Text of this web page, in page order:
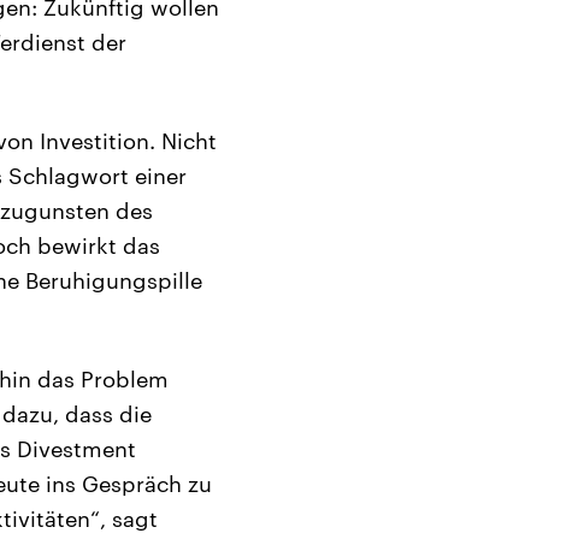
Zukünftig wollen
der
Investition. Nicht
Schlagwort einer
des
bewirkt das
Beruhigungspille
das Problem
dass die
Divestment
ins Gespräch zu
sagt